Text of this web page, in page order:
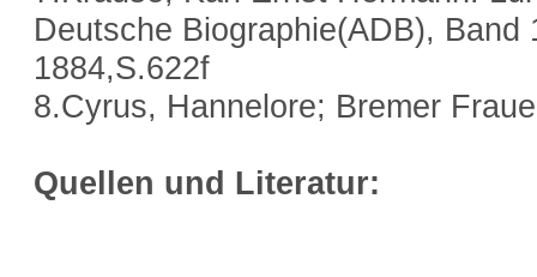
Deutsche Biographie(ADB),
1884,S.622f
8.Cyrus, Hannelore; Bremer
Quellen und Literatur: